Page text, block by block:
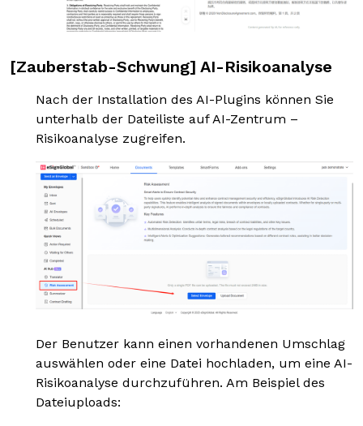
[Zauberstab-Schwung] AI-Risikoanalyse
Nach der Installation des AI-Plugins können Sie
unterhalb der Dateiliste auf AI-Zentrum –
Risikoanalyse zugreifen.
Der Benutzer kann einen vorhandenen Umschlag
auswählen oder eine Datei hochladen, um eine AI-
Risikoanalyse durchzuführen. Am Beispiel des
Dateiuploads: